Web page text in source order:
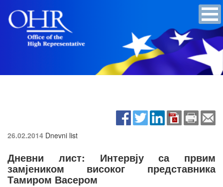
26.02.2014 Dnevni list
Дневни лист: Интервју са првим
замјеником високог представника
Тамиром Васером